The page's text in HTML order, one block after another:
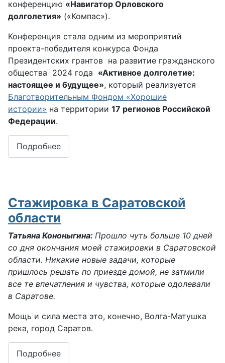
конференцию «Навигатор Орловского
долголетия» («Компас»).
Конференция стала одним из мероприятий
проекта-победителя конкурса Фонда
Президентских грантов на развитие гражданского
общества 2024 года «Активное долголетие:
настоящее и будущее», который реализуется
Благотворительным Фондом «Хорошие
истории» на территории 17 регионов Российской
Федерации.
Подробнее
Стажировка в Саратовской
области
Татьяна Кононыгина: Прошло чуть больше 10 дней
со дня окончания моей стажировки в Саратовской
области. Никакие новые задачи, которые
пришлось решать по приезде домой, не затмили
все те впечатления и чувства, которые одолевали
в Саратове.
Мощь и сила места это, конечно, Волга-Матушка
река, город Саратов.
Подробнее